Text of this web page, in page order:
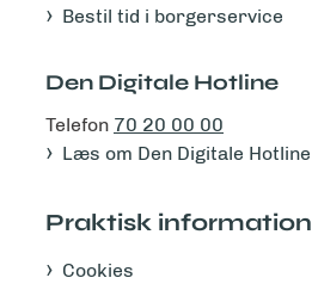
Bestil tid i borgerservice
Den Digitale Hotline
Telefon 70 20 00 00
Læs om Den Digitale Hotline
Praktisk information
Cookies